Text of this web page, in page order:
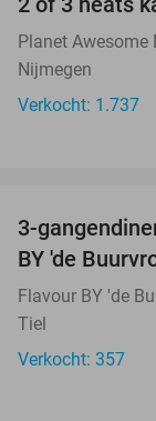
Planet Awesome
Nijmegen
Verkocht: 1.737
3-
BY 'de
Flavour BY 'de
Tiel
Verkocht: 357